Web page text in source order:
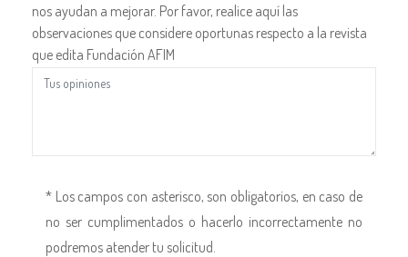
nos ayudan a mejorar. Por favor, realice aquí las
observaciones que considere oportunas respecto a la revista
que edita Fundación AFIM
* Los campos con asterisco, son obligatorios, en caso de
no ser cumplimentados o hacerlo incorrectamente no
podremos atender tu solicitud.